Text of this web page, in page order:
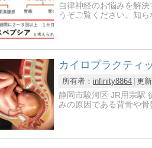
自律神経のお悩みを解
うぞご覧ください。知
カイロプラクティ
所有者： infinity8864 更
静岡市駿河区 JR用宗駅
みの原因である背骨や骨